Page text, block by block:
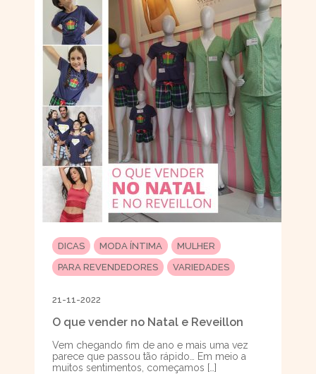
DICAS MODA ÍNTIMA
MULHER
PARA REVENDEDORES
VARIEDADES
21-11-2022
O que vender no Natal e Reveillon
Vem chegando fim de ano e mais uma vez
parece que passou tão rápido… Em meio a
muitos sentimentos, começamos […]